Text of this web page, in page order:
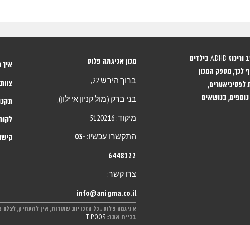
מכון אניגמה מתמחה באבחון וטיפול בהפרעות קשב וריכוז ADHD בילדים
לכך, מספק המכון
לפסיכיאטרים,
בנושאים
מכון אניגמה פלוס
ברוך הירש 22,
בני ברק (מול קניון איילון),
מיקוד: 5120216
התקשרו עכשיו: 03-
6448122
צרו קשר:
info@anigma.co.il
איך
אניגמה פלוס . כל הזכויות שמורות, אין להעתיק, לצלם או
בניית אתר: TIPOOS